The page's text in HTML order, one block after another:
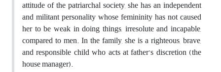
attitude of the patriarchal society, she has an independent
and militant personality whose femininity has not caused
her to be weak in doing things, irresolute and incapable,
compared to men. In the family, she is a righteous, brave,
and responsible child who acts at father’s discretion (the
house manager).